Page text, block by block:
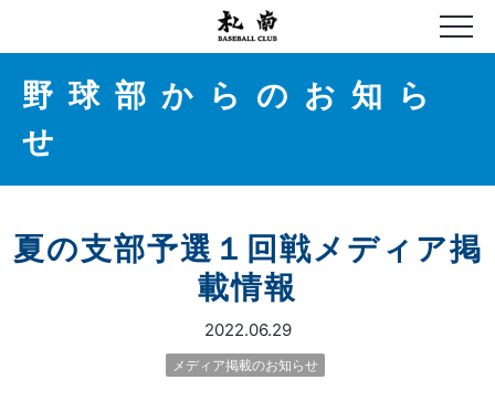
野球部からのお知ら
せ
夏の支部予選１回戦メディア掲
載情報
2022.06.29
メディア掲載のお知らせ